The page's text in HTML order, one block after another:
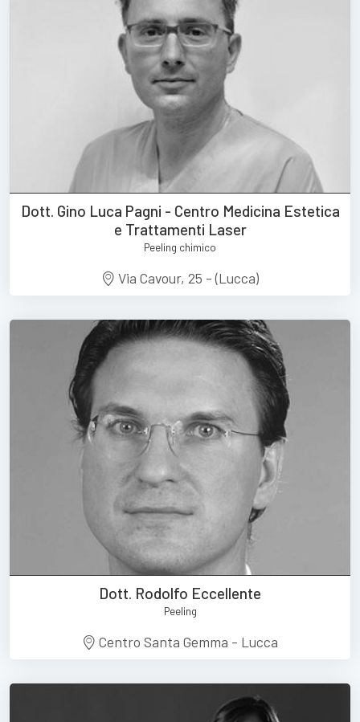
Dott. Gino Luca Pagni - Centro Medicina Estetica
e Trattamenti Laser
Peeling chimico
Via Cavour, 25 - (Lucca)
Dott. Rodolfo Eccellente
Peeling
Centro Santa Gemma - Lucca